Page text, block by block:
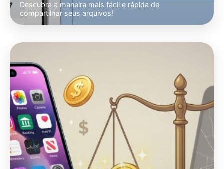
Descubra a maneira mais fácil e rápida de
compartilhar seus arquivos!